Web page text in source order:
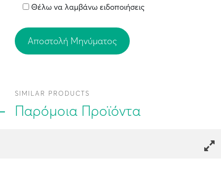
Θέλω να λαμβάνω ειδοποιήσεις
SIMILAR PRODUCTS
Παρόμοια Προϊόντα